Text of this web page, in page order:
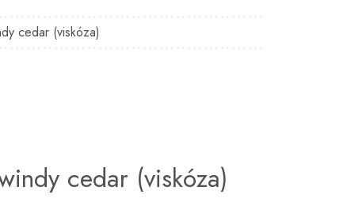
cedar (viskóza)
cedar (viskóza)